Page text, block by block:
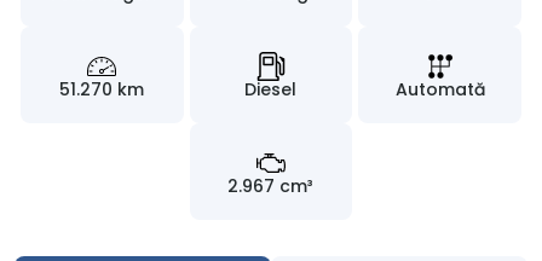
51.270 km Diesel Automată
2.967 cm³